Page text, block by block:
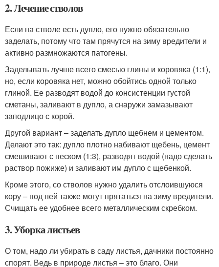
2. Лечение стволов
Если на стволе есть дупло, его нужно обязательно
заделать, потому что там прячутся на зиму вредители и
активно размножаются патогены.
Заделывать лучше всего смесью глины и коровяка (1:1),
но, если коровяка нет, можно обойтись одной только
глиной. Ее разводят водой до консистенции густой
сметаны, заливают в дупло, а снаружи замазывают
заподлицо с корой.
Другой вариант – заделать дупло щебнем и цементом.
Делают это так: дупло плотно набивают щебень, цемент
смешивают с песком (1:3), разводят водой (надо сделать
раствор пожиже) и заливают им дупло с щебенкой.
Кроме этого, со стволов нужно удалить отслоившуюся
кору – под ней также могут прятаться на зиму вредители.
Счищать ее удобнее всего металлическим скребком.
3. Уборка листьев
О том, надо ли убирать в саду листья, дачники постоянно
спорят. Ведь в природе листья – это благо. Они